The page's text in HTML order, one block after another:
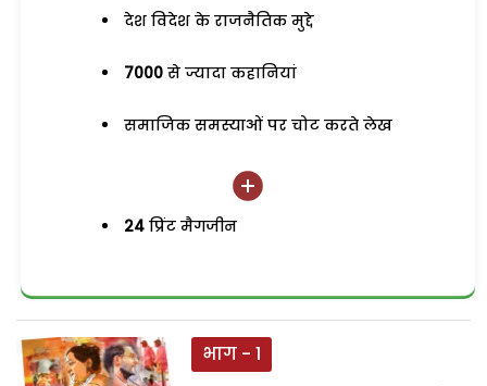
देश विदेश के राजनैतिक मुद्दे
7000 से ज्यादा कहानियां
समाजिक समस्याओं पर चोट करते लेख
24 प्रिंट मैगजीन
भाग - 1